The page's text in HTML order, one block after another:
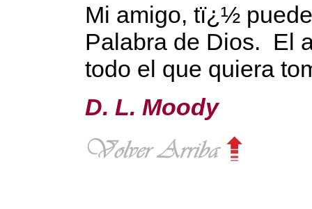
Mi amigo, tï¿½
Palabra de Dios. El
todo el que quiera
D. L. Moody